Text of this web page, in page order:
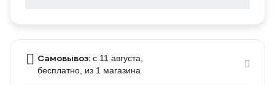
Самовывоз: c 11 августа,
бесплатно , из 1 магазина